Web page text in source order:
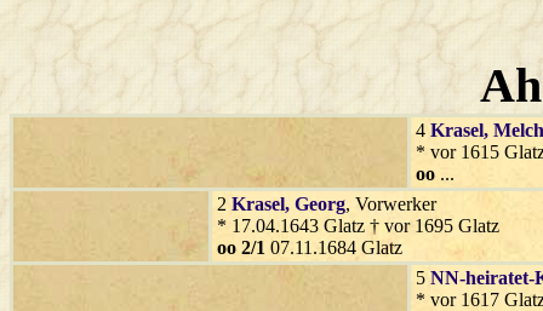
4 Krasel,
* vor 1615
oo ...
2 Krasel, Georg, Vorwerker
* 17.04.1643 Glatz † vor 1695 Glatz
oo 2/1 07.11.1684 Glatz
5 NN-heiratet-
* vor 1617